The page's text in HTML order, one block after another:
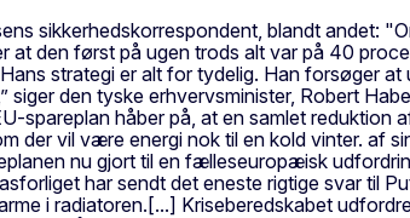
sikkerhedskorrespondent, blandt andet:
den først på ugen trods alt var på 40
strategi er alt for tydelig. Han forsøger
siger den tyske erhvervsminister, Robert
spareplan håber på, at en samlet
der vil være energi nok til en kold vinter. af
nu gjort til en fælleseuropæisk
har sendt det eneste rigtige svar til
i radiatoren.[...] Kriseberedskabet